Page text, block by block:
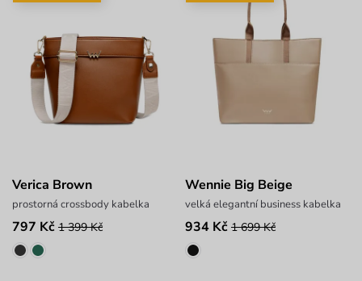
Verica Brown
prostorná crossbody kabelka
797 Kč 1 399 Kč
Wennie Big Beige
velká elegantní business kabelka
934 Kč 1 699 Kč